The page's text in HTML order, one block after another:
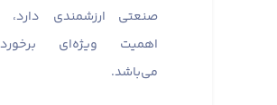
صنعتی ارزشمندی دارد،
اهمیت ویژه‌ای
می‌باشد.